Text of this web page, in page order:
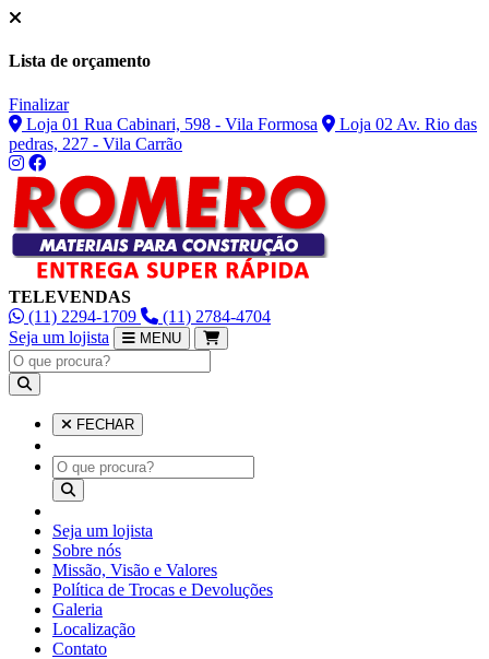
Lista de orçamento
Finalizar
Loja 01 Rua Cabinari, 598 - Vila Formosa
Loja 02 Av. Rio das
pedras, 227 - Vila Carrão
TELEVENDAS
(11) 2294-1709
(11) 2784-4704
Seja um lojista
MENU
FECHAR
Seja um lojista
Sobre nós
Missão, Visão e Valores
Política de Trocas e Devoluções
Galeria
Localização
Contato